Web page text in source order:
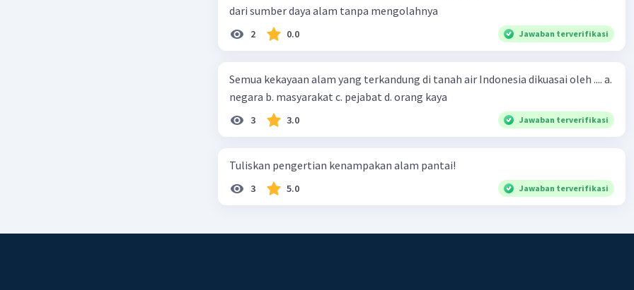
dari sumber daya alam tanpa mengolahnya
2 0.0 Jawaban terverifikasi
Semua kekayaan alam yang terkandung di tanah air Indonesia dikuasai oleh .... a.
negara b. masyarakat c. pejabat d. orang kaya
3 3.0 Jawaban terverifikasi
Tuliskan pengertian kenampakan alam pantai!
3 5.0 Jawaban terverifikasi